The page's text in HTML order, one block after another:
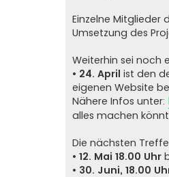
Einzelne Mitglieder
Umsetzung des
Weiterhin sei noch
• 24. April ist den
eigenen Website
Nähere Infos unter:
alles machen
Die nächsten
• 12. Mai 18.00 Uhr
• 30. Juni, 18.00